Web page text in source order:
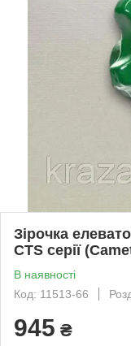
Зірочка
CTS серії
В наявності
Код: 11513-66
945 ₴